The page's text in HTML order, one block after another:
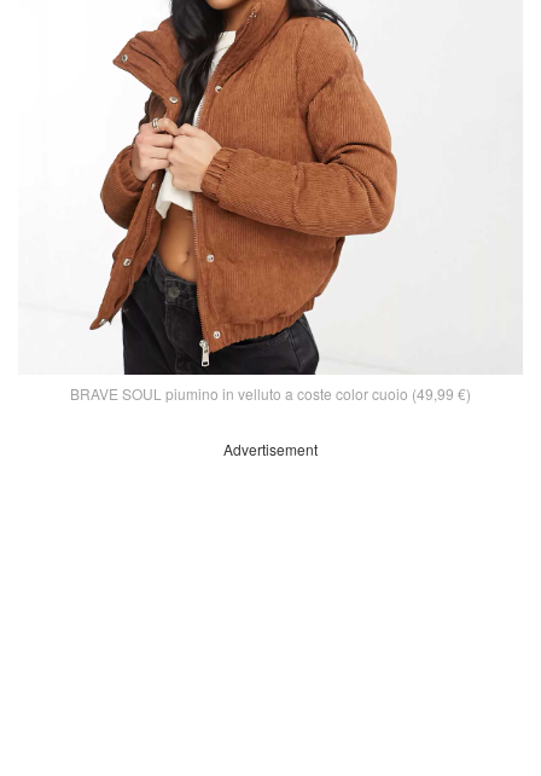
BRAVE SOUL piumino in velluto a coste color cuoio (49,99 €)
Advertisement